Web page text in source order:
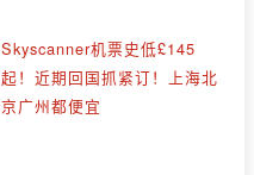
Skyscanner机票史低£145
起！近期回国抓紧订！上海北
京广州都便宜